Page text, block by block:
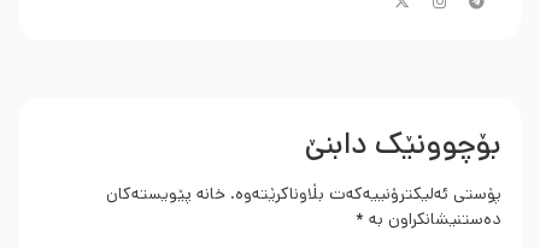
بۆچوونێک دابنێ
پۆستی ئەلیکترۆنییەکەت بڵاوناکرێتەوە. خانە پێویستەکان
دەستنیشانکراون بە *